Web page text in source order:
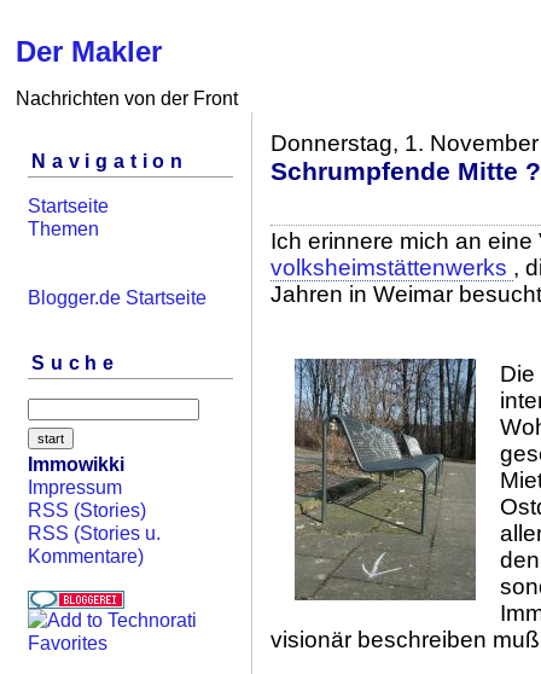
Der Makler
Nachrichten von der Front
Navigation
Startseite
Themen
Blogger.de Startseite
Suche
Immowikki
Impressum
RSS (Stories)
RSS (Stories u.
Kommentare)
Donnerstag, 1.
Schrumpfende Mitte ?
Ich erinnere mich an
volksheimstättenwerks ,
Jahren in Weimar
Die
visionär beschreiben